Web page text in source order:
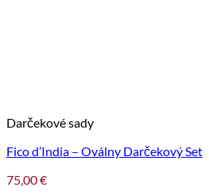
Darčekové sady
Fico d’India – Oválny Darčekový Set
75,00€